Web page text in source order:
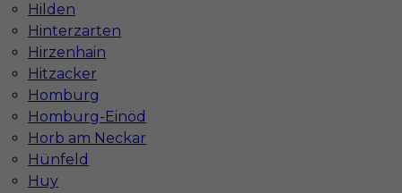
Hilden
Hinterzarten
Hirzenhain
Hitzacker
Homburg
Homburg-Einöd
Horb am Neckar
Hünfeld
Huy
Stawka 14 - 16 € / h